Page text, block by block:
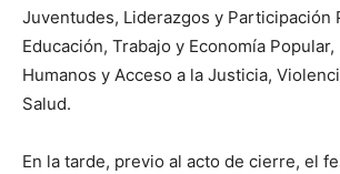
Juventudes, Liderazgos y Participación
Educación, Trabajo y Economía
Humanos y Acceso a la Justicia,
Salud.
En la tarde, previo al acto de cierre, el